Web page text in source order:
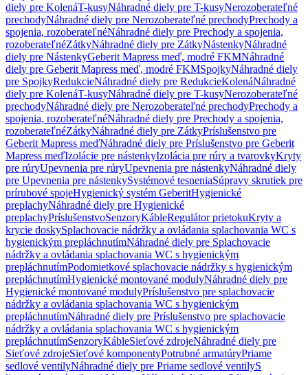
diely pre KolenáT-kusyNáhradné diely pre T-kusyNerozoberateľné
prechodyNáhradné diely pre Nerozoberateľné prechodyPrechody a
spojenia, rozoberateľnéNáhradné diely pre Prechody a spojenia,
rozoberateľnéZátkyNáhradné diely pre ZátkyNástenkyNáhradné
diely pre NástenkyGeberit Mapress meď, modré FKMNáhradné
diely pre Geberit Mapress meď, modré FKMSpojkyNáhradné diely
pre SpojkyRedukcieNáhradné diely pre RedukcieKolenáNáhradné
diely pre KolenáT-kusyNáhradné diely pre T-kusyNerozoberateľné
prechodyNáhradné diely pre Nerozoberateľné prechodyPrechody a
spojenia, rozoberateľnéNáhradné diely pre Prechody a spojenia,
rozoberateľnéZátkyNáhradné diely pre ZátkyPríslušenstvo pre
Geberit Mapress meďNáhradné diely pre Príslušenstvo pre Geberit
Mapress meďIzolácie pre nástenkyIzolácia pre rúry a tvarovkyKryty
pre rúryUpevnenia pre rúryUpevnenia pre nástenkyNáhradné diely
pre Upevnenia pre nástenkySystémové tesneniaSúpravy skrutiek pre
prírubové spojeHygienický systém GeberitHygienické
preplachyNáhradné diely pre Hygienické
preplachyPríslušenstvoSenzoryKábleRegulátor prietokuKryty a
krycie doskySplachovacie nádržky a ovládania splachovania WC s
hygienickým prepláchnutímNáhradné diely pre Splachovacie
nádržky a ovládania splachovania WC s hygienickým
prepláchnutímPodomietkové splachovacie nádržky s hygienickým
prepláchnutímHygienické montované modulyNáhradné diely pre
Hygienické montované modulyPríslušenstvo pre splachovacie
nádržky a ovládania splachovania WC s hygienickým
prepláchnutímNáhradné diely pre Príslušenstvo pre splachovacie
nádržky a ovládania splachovania WC s hygienickým
prepláchnutímSenzoryKábleSieťové zdrojeNáhradné diely pre
Sieťové zdrojeSieťové komponentyPotrubné armatúryPriame
sedlové ventilyNáhradné diely pre Priame sedlové ventilyS